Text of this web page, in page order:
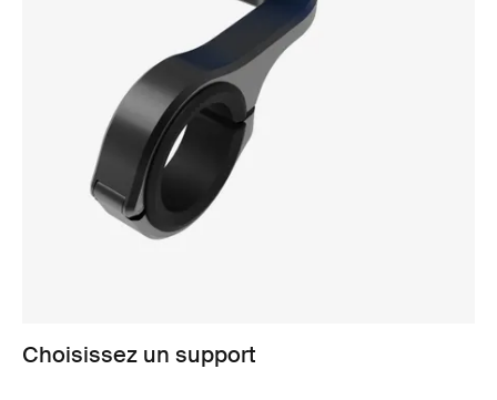
Choisissez un support